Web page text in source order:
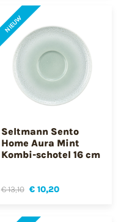
NIEUW
Seltmann Sento
Home Aura Mint
Kombi-schotel 16 cm
€ 13,10 € 10,20